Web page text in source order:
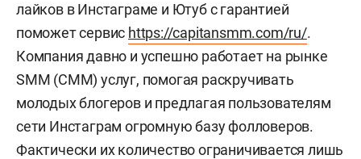
лайков в Инстаграме и Ютуб с гарантией
поможет сервис https://capitansmm.com/ru/.
Компания давно и успешно работает на рынке
SMM (СММ) услуг, помогая раскручивать
молодых блогеров и предлагая пользователям
сети Инстаграм огромную базу фолловеров.
Фактически их количество ограничивается лишь